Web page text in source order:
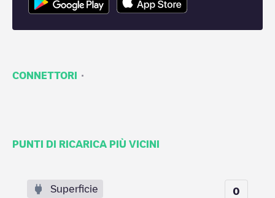
CONNETTORI ·
PUNTI DI RICARICA PIÙ VICINI
Superficie 0